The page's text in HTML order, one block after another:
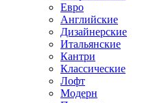
Евро
Английские
Дизайнерские
Итальянские
Кантри
Классические
Лофт
Модерн